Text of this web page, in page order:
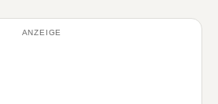
ANZEIGE